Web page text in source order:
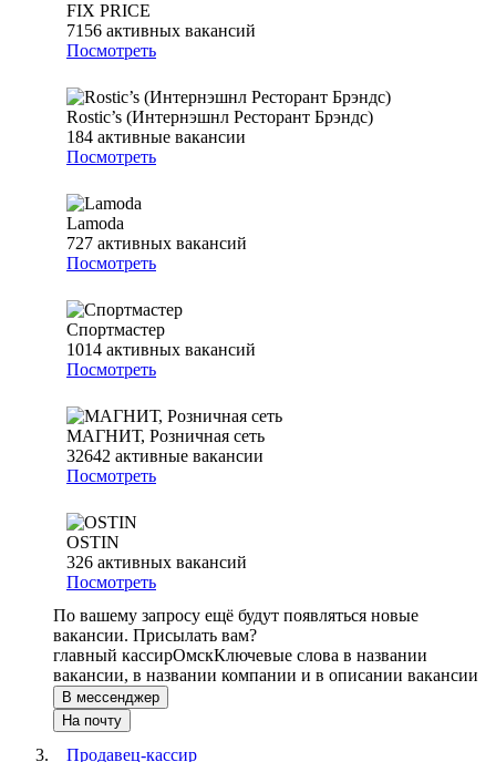
FIX PRICE
7156 активных вакансий
Посмотреть
Rostic’s (Интернэшнл Ресторант Брэндс)
184 активные вакансии
Посмотреть
Lamoda
727 активных вакансий
Посмотреть
Спортмастер
1014 активных вакансий
Посмотреть
МАГНИТ, Розничная сеть
32642 активные вакансии
Посмотреть
OSTIN
326 активных вакансий
Посмотреть
По вашему запросу ещё будут появляться новые
вакансии. Присылать вам?
главный кассирОмскКлючевые слова в названии
вакансии, в названии компании и в описании вакансии
В мессенджер
На почту
Продавец-кассир